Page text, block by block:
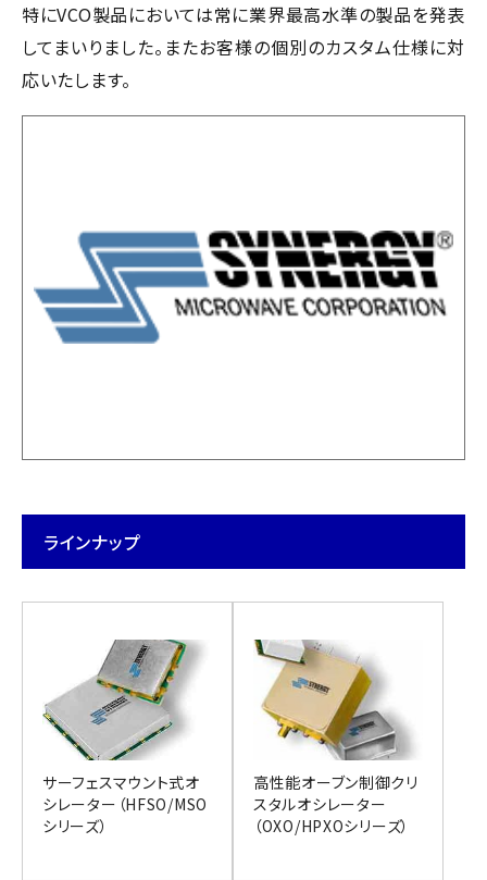
特にVCO製品においては常に業界最高水準の製品を発表
してまいりました。またお客様の個別のカスタム仕様に対
応いたします。
ラインナップ
サーフェスマウント式オ
シレーター（HFSO/MSO
シリーズ）
高性能オーブン制御クリ
スタルオシレーター
（OXO/HPXOシリーズ）